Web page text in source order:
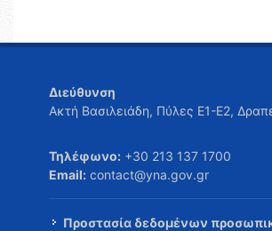
Διεύθυνση
Ακτή Βασιλειάδη, Πύλες Ε1-Ε2,
Τηλέφωνο: +30 213 137 1700
Email: contact@yna.gov.gr
Προστασία δεδομένων